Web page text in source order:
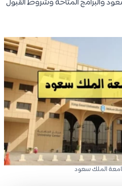
والبرامج المتاحة وشروط القبول
الملك سعود